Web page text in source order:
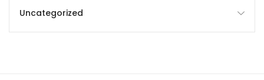
Uncategorized